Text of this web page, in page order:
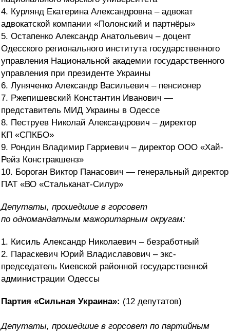
4. Курлянд Екатерина Александровна – адвокат
адвокатской компании «Полонский и партнёры»
5. Остапенко Александр Анатольевич – доцент
Одесского регионального института государственного
управления Национальной академии государственного
управления при президенте Украины
6. Луняченко Александр Васильевич – пенсионер
7. Ржепишевский Константин Иванович —
представитель МИД Украины в Одессе
8. Пеструев Николай Александрович – директор
КП «СПКБО»
9. Рондин Владимир Гарриевич – директор ООО «Хай-
Рейз Констракшенз»
10. Бороган Виктор Панасович — генеральный директор
ПАТ «ВО «Стальканат-Силур»
Депутаты, прошедшие в горсовет
по одномандатным мажоритарным округам:
1. Кисиль Александр Николаевич – безработный
2. Параскевич Юрий Владиславович – экс-
председатель Киевской районной государственной
администрации Одессы
Партия «Сильная Украина»: (12 депутатов)
Депутаты, прошедшие в горсовет по партийным